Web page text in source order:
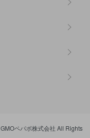
GMOペパボ株式会社 All Rights